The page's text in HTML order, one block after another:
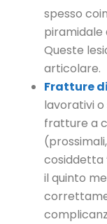
spesso
piramidale
Queste
articolare.
Fratture
lavorativi o
fratture a
cosiddetta
il quinto